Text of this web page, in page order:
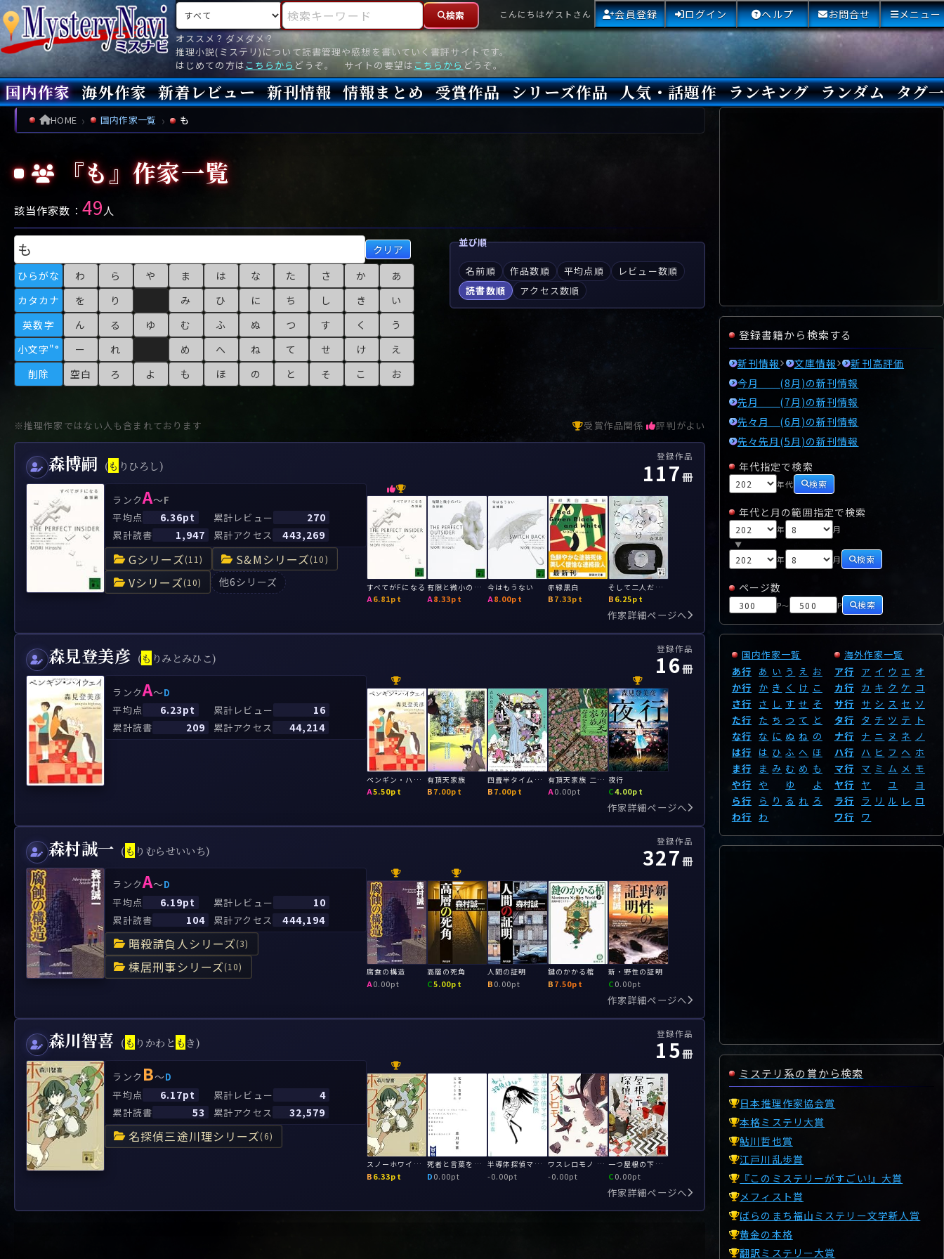
オススメ？ダメダメ？
推理小説(ミステリ)について読書管理や感想を書いていく書評サイトです。
はじめての方は こちらから どうぞ。 サイトの要望は こちらから どうぞ。
検索対象 検索キーワード
検索 こんにちはゲストさん 会員登録 ログイン ヘルプ お問合せ メニュー
国内作家
あ行 あ い う え
お
さ行
し す せ
そ
た行
た ち
な行
な に ぬ ね
の
は行
は ひ ふ へ
ほ
ま行
ま み む め
も
や行
や ゆ
よ
ら行
ら る
わ行
海外作家
ア行 ア イ
サ行
サ シ ス セ
タ行
ナ行
ナ ニ ヌ ネ
ノ
ハ行
ハ ヒ フ ヘ
ホ
マ行
マ ミ ム メ
モ
ヤ行
ヤ ユ
ヨ
ラ行
レ
ロ
ワ行
新着レビュー 新刊情報 情報まとめ 受賞作品 シリーズ作品 人気・話題作 ランキング ランダム タグ
HOME 国内作家一覧 も
『も』作家一覧
該当作家数： 49人
クリア
ひらがな
カタカナ
英数字
小文字"°
削除
わ
を
ん
ー
空白
ら
り
る
れ
ろ
や
ゆ
よ
ま
み
む
め
も
は
ひ
ふ
へ
ほ
な
に
ぬ
ね
の
た
ち
つ
て
と
さ
し
す
せ
そ
か
き
く
け
こ
あ
い
う
え
お
並び順
名前順 作品数順 平均点順
レビュー数順
読書数順
アクセス数順
※推理作家ではない人も含まれております 受賞作品関係 評判がよい
森博嗣 (も りひろし)
登録作品
117冊
ランクA～F
平均点
6.36pt 累計レビュー 270
累計読書 1,947 累計アクセス 443,269
Gシリーズ(11) S&Mシリーズ(10)
Vシリーズ(10) 他6シリーズ すべてがFになる
A6.81pt
有限と微小のパン
A8.33pt
今はもうない
A8.00pt
赤緑黒白
B7.33pt
そして二人だけになった
B6.25pt
作家詳細ページへ
森見登美彦 (も りみとみひこ)
登録作品
16冊
ランクA～D
平均点
6.23pt 累計レビュー 16
累計読書 209 累計アクセス 44,214
ペンギン・ハイウェイ
A5.50pt
有頂天家族
B7.00pt
四畳半タイムマシンブルース
B7.00pt
有頂天家族 二代目の帰朝
A0.00pt
夜行
C4.00pt
作家詳細ページへ
森村誠一 (も りむらせいいち)
登録作品
327冊
ランクA～D
平均点
6.19pt 累計レビュー 10
累計読書 104 累計アクセス 444,194
暗殺請負人シリーズ(3)
棟居刑事シリーズ(10) 腐食の構造
A0.00pt
高層の死角
C5.00pt
人間の証明
B0.00pt
鍵のかかる棺
B7.50pt
新・野性の証明
C0.00pt
作家詳細ページへ
森川智喜 (も りかわと もき)
登録作品
15冊
ランク B～D
平均点
6.17pt 累計レビュー 4
累計読書 53 累計アクセス 32,579
名探偵三途川理シリーズ(6)
スノーホワイト 名探偵三途川理と少女の鏡は千の目を持つ
B6.33pt
死者と言葉を交わすなかれ
D0.00pt
半導体探偵マキナの未定義な冒険
-0.00pt
ワスレロモノ 名探偵三途川理 vs 思い出泥棒
-0.00pt
一つ屋根の下の探偵たち
C0.00pt
作家詳細ページへ
登録書籍から検索する
新刊情報 文庫情報
新刊高評価
今月 (8月)の新刊情報
先月 (7月)の新刊情報
先々月 (6月)の新刊情報
先々先月(5月)の新刊情報
年代指定で検索
年代 検索
年代と月の範囲指定で検索
年 月
▼
年 月 検索
ページ数
P～ P 検索
国内作家一覧
あ行
あ い う え お
か行
か き く け こ
さ行
さ し す せ そ
た行
た ち つ て と
な行
な に ぬ ね の
は行
は ひ ふ へ ほ
ま行
ま み む め も
や行
や ゆ
よ
ら行
ら り る れ ろ
わ行 わ
海外作家一覧
ア行
ア イ ウ エ オ
カ行
カ キ ク ケ コ
サ行
サ シ ス セ ソ
タ行
タ チ ツ テ
ト
ナ行
ナ ニ ヌ ネ ノ
ハ行
ハ ヒ フ ヘ ホ
マ行
マ ミ ム メ モ
ヤ行
ヤ ユ
ヨ
ラ行
ラ リ ル レ ロ
ワ行
ワ
ミステリ系の賞から検索
日本推理作家協会賞
本格ミステリ大賞
鮎川哲也賞
江戸川乱歩賞
『このミステリーがすごい!』大賞
メフィスト賞
ばらのまち福山ミステリー文学新人賞
黄金の本格
翻訳ミステリー大賞